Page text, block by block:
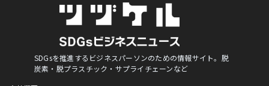
SDGsを推進するビジネスパーソンのための情報サイト。脱
炭素・脱プラスチック・サプライチェーンなど